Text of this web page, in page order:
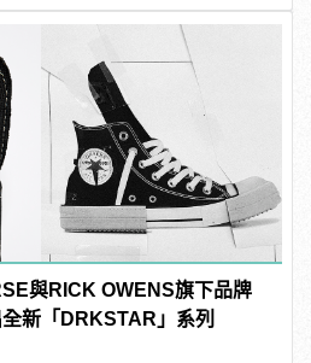
與RICK OWENS旗下品牌
新「DRKSTAR」系列